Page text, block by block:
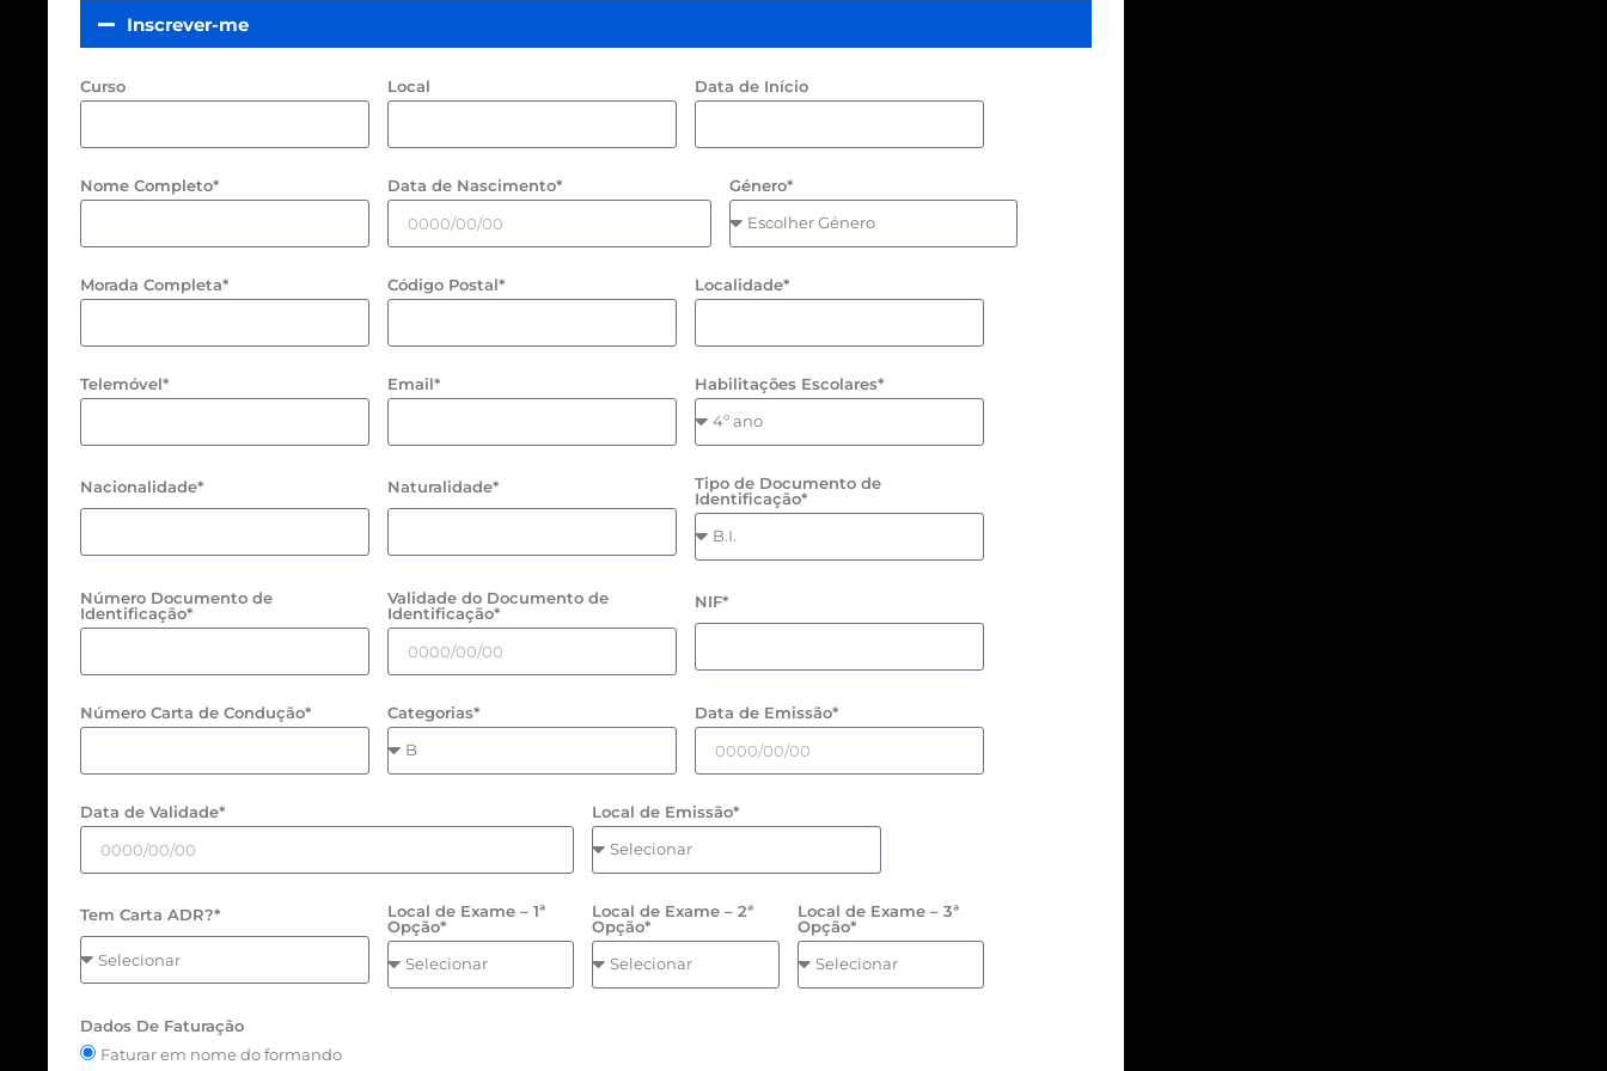
Inscrever-me
Curso Local Data de Início
Nome Completo* Data de Nascimento* Género*
Morada Completa* Código Postal* Localidade*
Telemóvel* Email* Habilitações Escolares*
Nacionalidade* Naturalidade*
Tipo de Documento de
Identificação*
Número Documento de
Identificação*
Validade do Documento de
Identificação*
NIF*
Número Carta de Condução* Categorias* Data de Emissão*
Data de Validade* Local de Emissão*
Tem Carta ADR?*
Local de Exame – 1ª
Opção*
Local de Exame – 2ª
Opção*
Local de Exame – 3ª
Opção*
Dados De Faturação
Faturar em nome do formando